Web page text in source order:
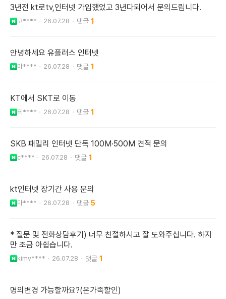
3년전 kt로tv,인터넷 가입했었고 3년다되어서 문의드립니다.
고**** 26.07.28 1
안녕하세요 유플러스 인터넷
마**** 26.07.28 1
KT에서 SKT로 이동
테**** 26.07.28 1
SKB 패밀리 인터넷 단독 100M·500M 견적 문의
c**** 26.07.28 1
kt인터넷 장기간 사용 문의
마**** 26.07.28 5
* 질문 및 전화상담후기) 너무 친절하시고 잘 도와주십니다. 하지
만 조금 아쉽습니다.
kimv**** 26.07.28 1
명의변경 가능할까요?(온가족할인)